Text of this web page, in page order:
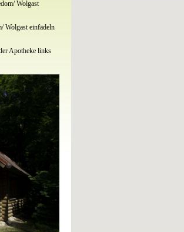
Wolgast
Wolgast einfädeln
Apotheke links